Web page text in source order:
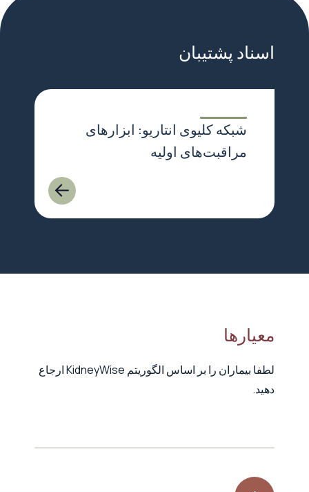
اسناد پشتیبان
شبکه کلیوی انتاریو: ابزارهای
مراقبت‌های اولیه
معیارها
لطفا بیماران را بر اساس الگوریتم KidneyWise ارجاع
دهید.